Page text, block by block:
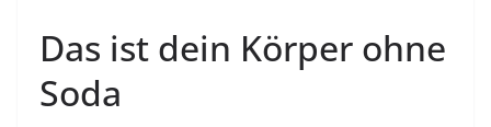
Das ist dein Körper ohne
Soda